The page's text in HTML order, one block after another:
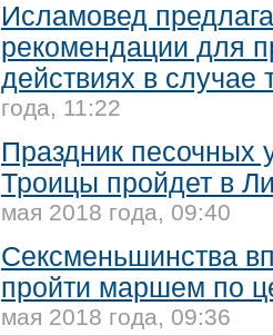
Исламовед
рекомендации для
действиях в случае
года, 11:22
Праздник песочных
Троицы пройдет в
мая 2018 года, 09:40
Сексменьшинства
пройти маршем по
мая 2018 года, 09:36